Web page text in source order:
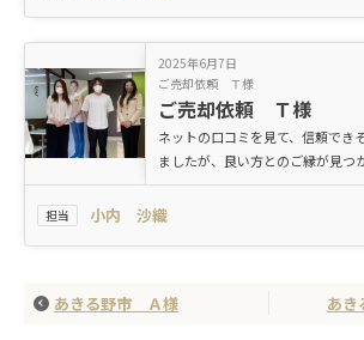
2025年6月7日
ご売却依頼 Ｔ様
ご売却依頼 Ｔ様
ネットの口コミを見て、信頼でき
ましたが、良い方とのご縁が見つ
担当 小内 沙織
あきる野市 Ａ様 あ